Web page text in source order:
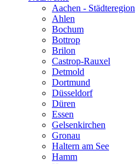
Aachen - Städteregion
Ahlen
Bochum
Bottrop
Brilon
Castrop-Rauxel
Detmold
Dortmund
Düsseldorf
Düren
Essen
Gelsenkirchen
Gronau
Haltern am See
Hamm